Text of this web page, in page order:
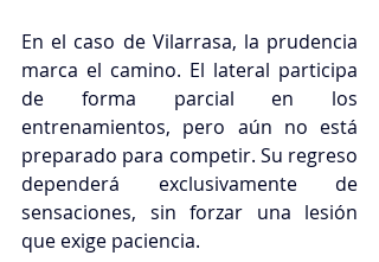
En el caso de Vilarrasa, la prudencia
marca el camino. El lateral participa
de forma parcial en los
entrenamientos, pero aún no está
preparado para competir. Su regreso
dependerá exclusivamente de
sensaciones, sin forzar una lesión
que exige paciencia.